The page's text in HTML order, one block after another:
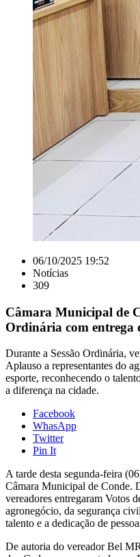
06/10/2025 19:52
Notícias
309
Câmara Municipal de
Ordinária com entrega
Durante a Sessão Ordinária,
Aplauso a representantes do
esporte, reconhecendo o
a diferença na cidade.
Facebook
WhasApp
Twitter
Pin It
A tarde desta segunda-feira
Câmara Municipal de Conde.
vereadores entregaram Votos
agronegócio, da segurança
talento e a dedicação de
De autoria do vereador Bel